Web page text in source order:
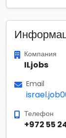
Компания
ILjobs
Email
Телефон
+972 55